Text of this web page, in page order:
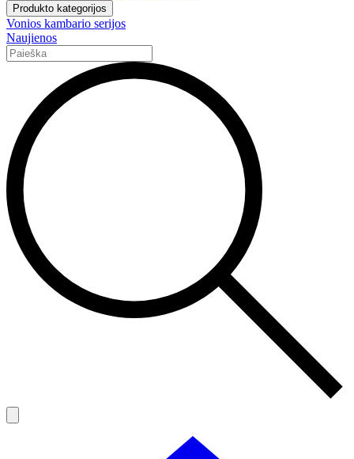
Produkto kategorijos
Vonios kambario serijos
Naujienos